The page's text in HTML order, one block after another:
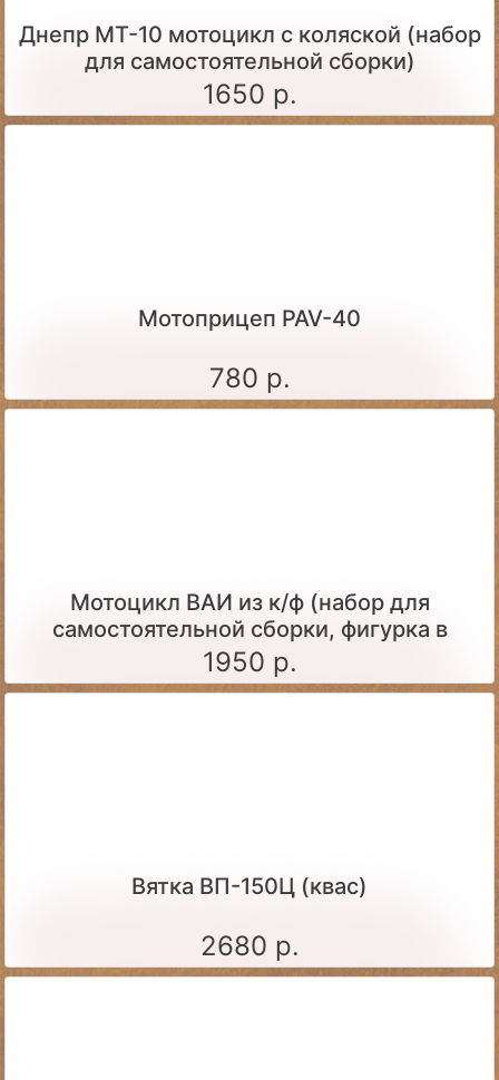
Днепр МТ-10 мотоцикл с коляской (набор
для самостоятельной сборки)
1650 р.
Мотоприцеп PAV-40
780 р.
Мотоцикл ВАИ из к/ф (набор для
самостоятельной сборки, фигурка в
комплекте)
1950 р.
Вятка ВП-150Ц (квас)
2680 р.